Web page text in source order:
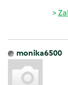
monika6500